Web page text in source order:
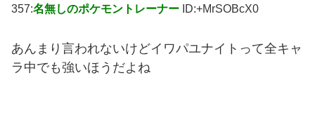
357:名無しのポケモントレーナー ID:+MrSOBcX0
あんまり言われないけどイワパユナイトって全キャ
ラ中でも強いほうだよね